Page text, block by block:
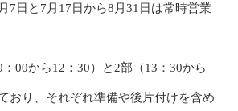
7日と7月17日から8月31日は常時営業
00から12：30）と2部（13：30から
おり、それぞれ準備や後片付けを含め